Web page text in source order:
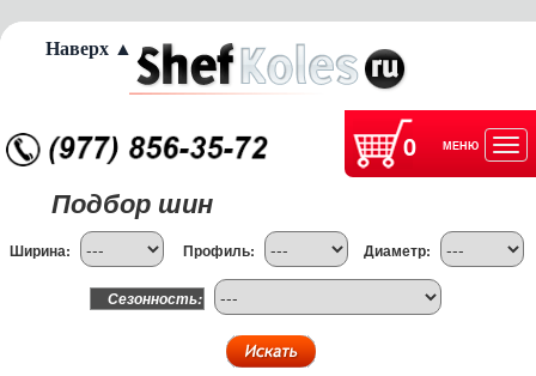
0 МЕНЮ
Подбор шин
Ширина: Профиль: Диаметр:
Сезонность:
Наверх ▲